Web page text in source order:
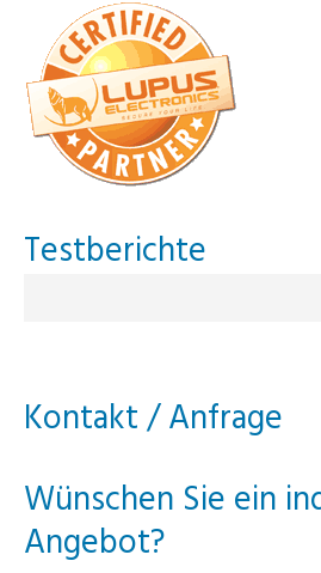
Testberichte
Kontakt / Anfrage
Wünschen Sie ein
Angebot?